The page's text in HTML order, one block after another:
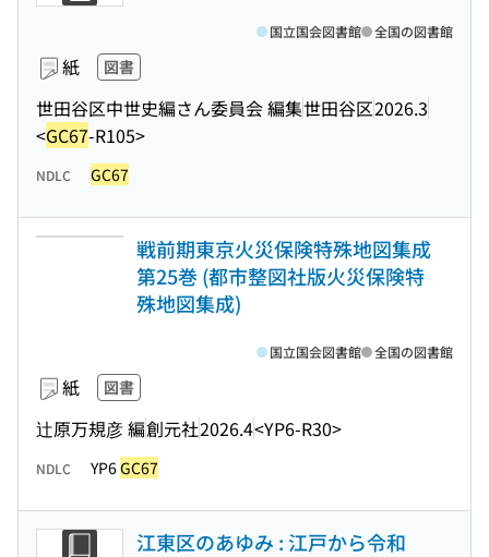
紙 図書
世田谷区中世史編さん委員会 編集世田谷区2026.3
<GC67-R105>
国立国会図書館 全国の図書館
NDLC GC67
戦前期東京火災保険特殊地図集成
第25巻 (都市整図社版火災保険特
殊地図集成)
紙 図書
辻原万規彦 編創元社2026.4<YP6-R30>
国立国会図書館 全国の図書館
NDLC YP6GC67
江東区のあゆみ : 江戸から令和